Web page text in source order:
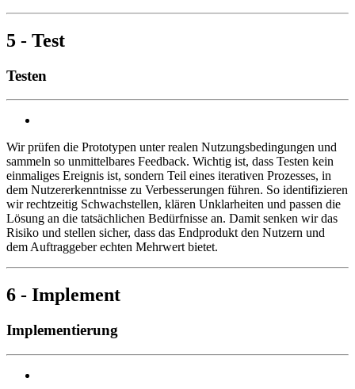
5 - Test
Testen
Wir prüfen die Prototypen unter realen Nutzungsbedingungen und
sammeln so unmittelbares Feedback. Wichtig ist, dass Testen kein
einmaliges Ereignis ist, sondern Teil eines iterativen Prozesses, in
dem Nutzererkenntnisse zu Verbesserungen führen. So identifizieren
wir rechtzeitig Schwachstellen, klären Unklarheiten und passen die
Lösung an die tatsächlichen Bedürfnisse an. Damit senken wir das
Risiko und stellen sicher, dass das Endprodukt den Nutzern und
dem Auftraggeber echten Mehrwert bietet.
6 - Implement
Implementierung